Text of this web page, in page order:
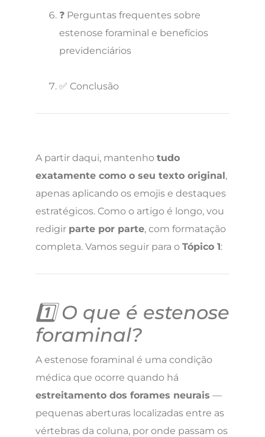
❓ Perguntas frequentes sobre
estenose foraminal e benefícios
previdenciários
✅ Conclusão
A partir daqui, mantenho tudo
exatamente como o seu texto original,
apenas aplicando os emojis e destaques
estratégicos. Como o artigo é longo, vou
redigir parte por parte, com formatação
completa. Vamos seguir para o Tópico 1:
1️⃣ O que é estenose
foraminal?
A estenose foraminal é uma condição
médica que ocorre quando há
estreitamento dos forames neurais —
pequenas aberturas localizadas entre as
vértebras da coluna, por onde passam os